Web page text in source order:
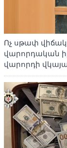
Ոչ սթափ
վարորդական
վարորդի